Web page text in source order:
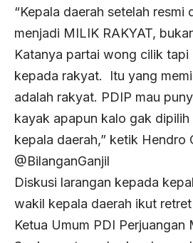
“Kepala daerah setelah resmi
menjadi MILIK RAKYAT,
Katanya partai wong cilik
kepada rakyat. Itu yang
adalah rakyat. PDIP mau
kayak apapun kalo gak
kepala daerah,” ketik Hendro
@BilanganGanjil
Diskusi larangan kepada
wakil kepala daerah ikut
Ketua Umum PDI Perjuangan